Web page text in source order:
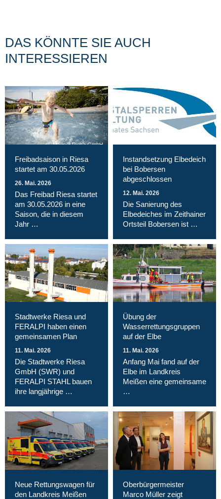
DAS KÖNNTE SIE AUCH
INTERESSIEREN
Magnet Riesa GmbH
Freibadsaison in Riesa
startet am 30.05.2026
26. Mai. 2026
Das Freibad Riesa startet
am 30.05.2026 in eine
Saison, die in diesem
Jahr …
Instandsetzung Elbedeich
bei Bobersen
abgeschlossen
12. Mai. 2026
Die Sanierung des
Elbedeiches im Zeithainer
Ortsteil Bobersen ist …
Stadtwerke Riesa und
FERALPI haben einen
gemeinsamen Plan
11. Mai. 2026
Die Stadtwerke Riesa
GmbH (SWR) und
FERALPI STAHL bauen
ihre langjährige …
Übung der
Wasserrettungsgruppen
auf der Elbe
11. Mai. 2026
Anfang Mai fand auf der
Elbe im Landkreis
Meißen eine gemeinsame
…
Neue Rettungswagen für
den Landkreis Meißen
Oberbürgermeister
Marco Müller zeigt